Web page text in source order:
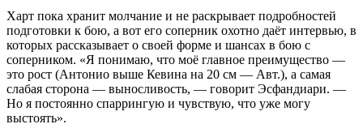
Харт пока хранит молчание и не раскрывает подробностей
подготовки к бою, а вот его соперник охотно даёт интервью, в
которых рассказывает о своей форме и шансах в бою с
соперником. «Я понимаю, что моё главное преимущество —
это рост (Антонио выше Кевина на 20 см — Авт.), а самая
слабая сторона — выносливость, — говорит Эсфандиари. —
Но я постоянно спаррингую и чувствую, что уже могу
выстоять».